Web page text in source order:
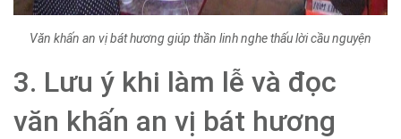
Văn khấn an vị bát hương giúp thần linh nghe thấu lời cầu nguyện
3. Lưu ý khi làm lễ và đọc
văn khấn an vị bát hương